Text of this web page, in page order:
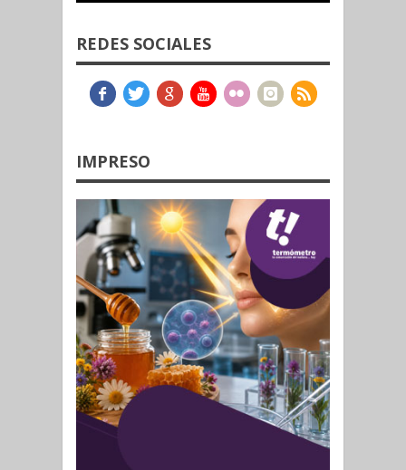
REDES SOCIALES
IMPRESO